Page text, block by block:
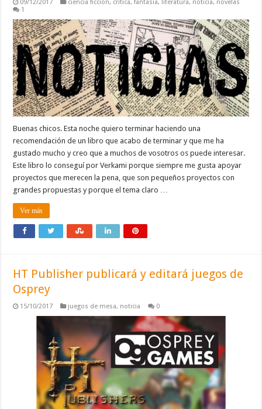
09/12/2017 ciencia ficcion, critica,fantasia, literatura, noticia, novelas
1
Buenas chicos. Esta noche quiero terminar haciendo una
recomendación de un libro que acabo de terminar y que me ha
gustado mucho y creo que a muchos de vosotros os puede interesar.
Este libro lo conseguí por Verkami porque siempre me gusta apoyar
proyectos que merecen la pena, que son pequeños proyectos con
grandes propuestas y porque el tema claro …
Ver más
HT Publisher publicará y editará juegos de
Osprey
15/10/2017 juegos de mesa, noticia 0